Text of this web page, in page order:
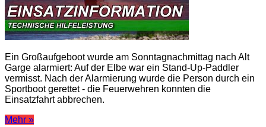
Ein Großaufgeboot wurde am Sonntagnachmittag nach Alt
Garge alarmiert: Auf der Elbe war ein Stand-Up-Paddler
vermisst. Nach der Alarmierung wurde die Person durch ein
Sportboot gerettet - die Feuerwehren konnten die
Einsatzfahrt abbrechen.
Mehr »